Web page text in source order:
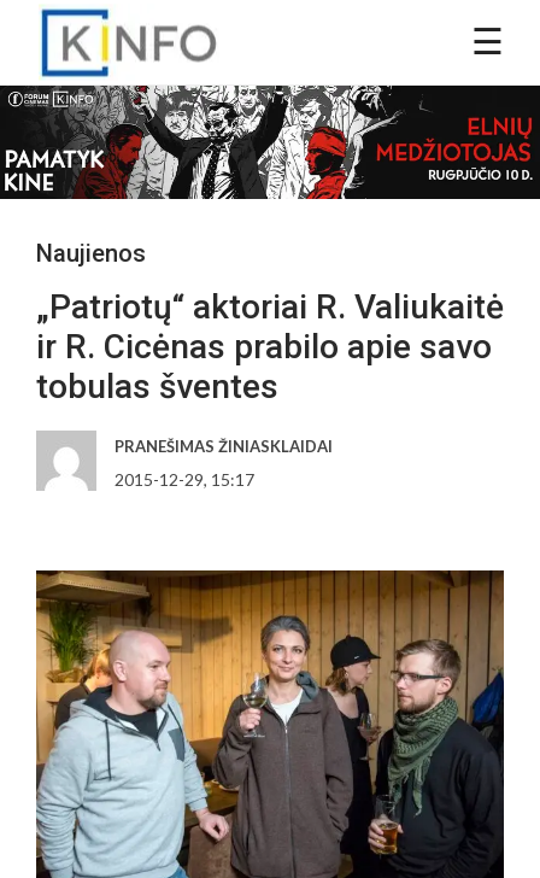
Naujienos
„Patriotų“ aktoriai R. Valiukaitė
ir R. Cicėnas prabilo apie savo
tobulas šventes
PRANEŠIMAS ŽINIASKLAIDAI
2015-12-29, 15:17